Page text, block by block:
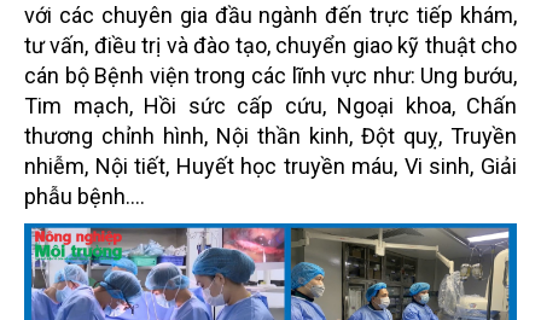
với các chuyên gia đầu ngành đến trực tiếp khám,
tư vấn, điều trị và đào tạo, chuyển giao kỹ thuật cho
cán bộ Bệnh viện trong các lĩnh vực như: Ung bướu,
Tim mạch, Hồi sức cấp cứu, Ngoại khoa, Chấn
thương chỉnh hình, Nội thần kinh, Đột quỵ, Truyền
nhiễm, Nội tiết, Huyết học truyền máu, Vi sinh, Giải
phẫu bệnh….